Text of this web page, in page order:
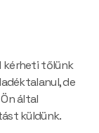
kérheti tőlünk
de
által
küldünk.